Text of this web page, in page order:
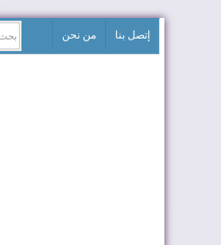
إتصل بنا من نحن